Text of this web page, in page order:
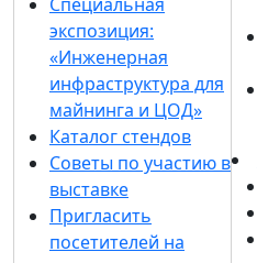
экспозиция:
«Инженерная
инфраструктура для
майнинга и ЦОД»
Каталог стендов
Советы по участию в
выставке
Пригласить
посетителей на